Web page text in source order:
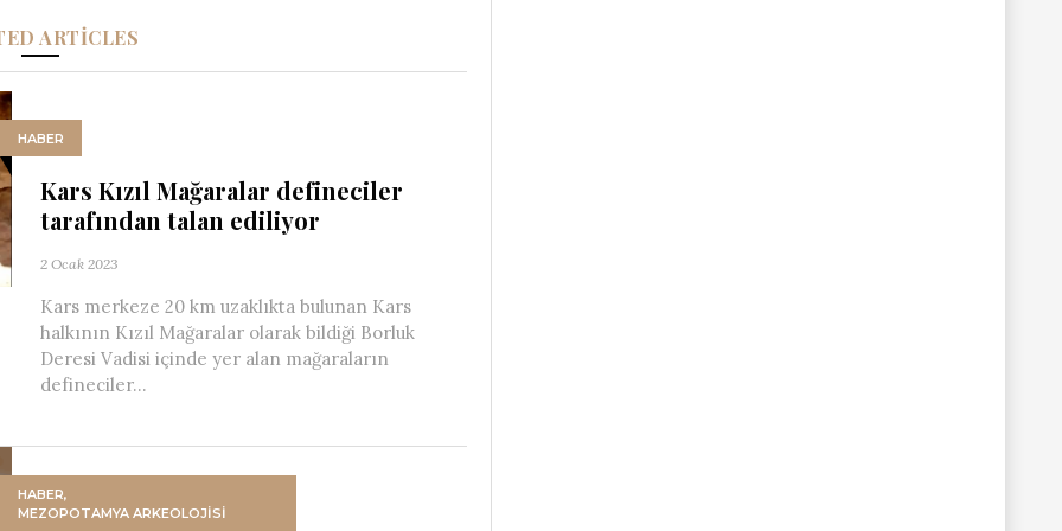
ARTICLES
HABER
Kars Kızıl Mağaralar defineciler
tarafından talan ediliyor
2 Ocak 2023
Kars merkeze 20 km uzaklıkta bulunan Kars
halkının Kızıl Mağaralar olarak bildiği Borluk
Deresi Vadisi içinde yer alan mağaraların
defineciler...
HABER,
MEZOPOTAMYA ARKEOLOJISI